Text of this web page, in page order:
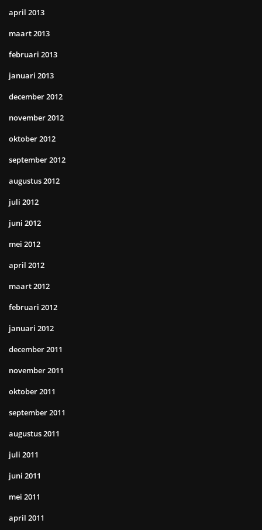
april 2013
maart 2013
februari 2013
januari 2013
december 2012
november 2012
oktober 2012
september 2012
augustus 2012
juli 2012
juni 2012
mei 2012
april 2012
maart 2012
februari 2012
januari 2012
december 2011
november 2011
oktober 2011
september 2011
augustus 2011
juli 2011
juni 2011
mei 2011
april 2011